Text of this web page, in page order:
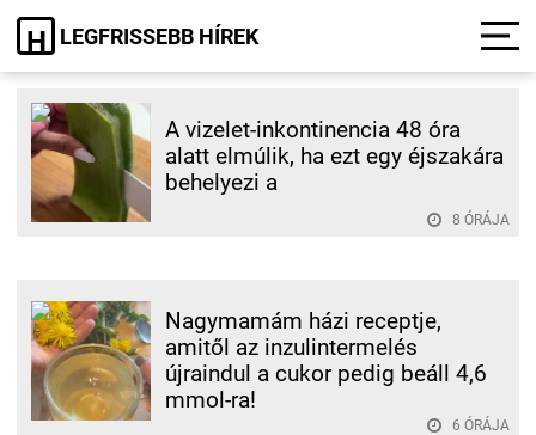
H LEGFRISSEBB HÍREK
A vizelet-inkontinencia 48 óra
alatt elmúlik, ha ezt egy éjszakára
behelyezi a
8 ÓRÁJA
Nagymamám házi receptje,
amitől az inzulintermelés
újraindul a cukor pedig beáll 4,6
mmol-ra!
6 ÓRÁJA